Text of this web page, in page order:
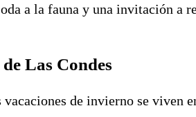
a la fauna y una invitación a
Las Condes
de invierno se viven